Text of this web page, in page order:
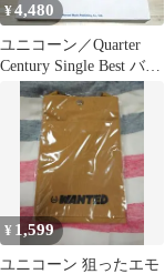
¥4,480
ユニコーン／Quarter
Century Single Best バン
ドスコア
¥ 1,599
ユニコーン 狙ったエモ